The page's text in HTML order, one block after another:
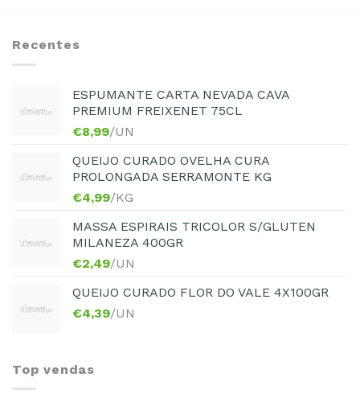
Recentes
ESPUMANTE CARTA NEVADA CAVA
PREMIUM FREIXENET 75CL
€8,99/UN
QUEIJO CURADO OVELHA CURA
PROLONGADA SERRAMONTE KG
€4,99/KG
MASSA ESPIRAIS TRICOLOR S/GLUTEN
MILANEZA 400GR
€2,49/UN
QUEIJO CURADO FLOR DO VALE 4X100GR
€4,39/UN
Top vendas